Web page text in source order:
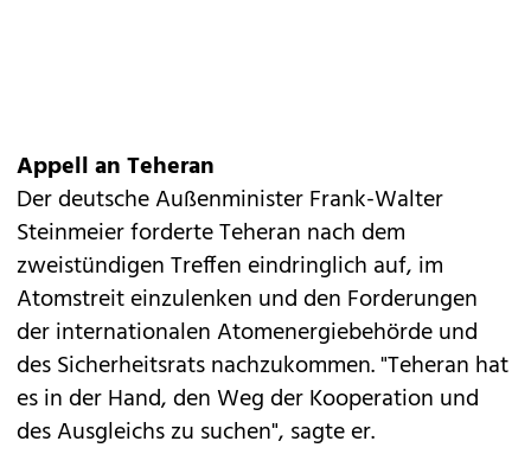
Appell an Teheran
Der deutsche Außenminister Frank-Walter
Steinmeier forderte Teheran nach dem
zweistündigen Treffen eindringlich auf, im
Atomstreit einzulenken und den Forderungen
der internationalen Atomenergiebehörde und
des Sicherheitsrats nachzukommen. "Teheran hat
es in der Hand, den Weg der Kooperation und
des Ausgleichs zu suchen", sagte er.